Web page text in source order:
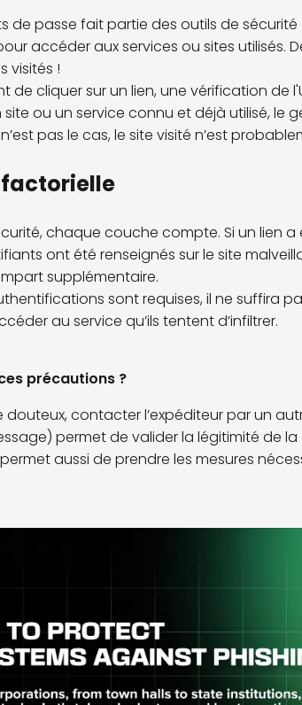
de passe fait partie des outils de
accéder aux services ou sites utilisés.
visités !
cliquer sur un lien, une vérification de
site ou un service connu et déjà utilisé, le
pas le cas, le site visité n’est
chaque couche compte. Si un lien
ont été renseignés sur le site
supplémentaire.
sont requises, il ne suffira
au service qu’ils tentent d’infiltrer.
précautions ?
douteux, contacter l’expéditeur par un
permet de valider la légitimité de
permet aussi de prendre les mesures